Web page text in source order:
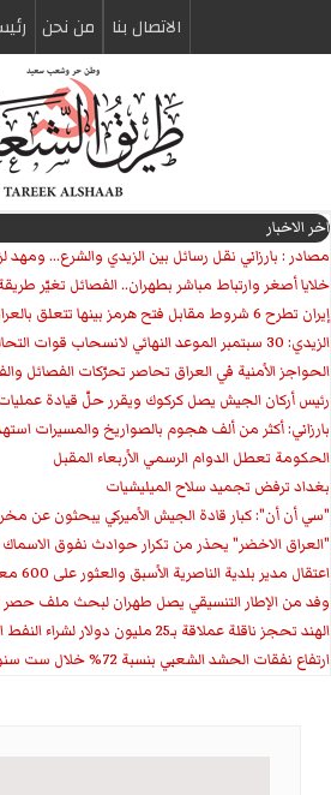
الاتصال بنا من نحن
اخر الاخبار
مصادر : بارزاني نقل رسائل بين الزيدي والشرع... ومهد
خلايا أصغر وارتباط مباشر بطهران.. الفصائل تغيّر
إيران تطرح 6 شروط مقابل فتح هرمز بينها تتعلق بالعراق
الزيدي: 30 سبتمبر الموعد النهائي لانسحاب قوات التحالف
الحواجز الأمنية في العراق تحاصر تحرّكات الفصائل
رئيس أركان الجيش يصل كركوك ويقرر حلّ قيادة
بارزاني: أكثر من ألف هجوم بالصواريخ والمسيرات
الحكومة تعطل الدوام الرسمي الأربعاء المقبل
بغداد ترفض تجميد سلاح الميليشيات
"سي أن أن": كبار قادة الجيش الأميركي يبحثون عن
"العراق الاخضر" يحذر من تكرار حوادث نفوق الاسماك
اعتقال مدير بلدية الناصرية الأسبق والعثور على 600 معاملة قطعة أرض
وفد من الإطار التنسيقي يصل طهران لبحث ملف حصر
الهند تحجز ناقلة عملاقة بـ25 مليون دولار لشراء النفط العراقي
ارتفاع نفقات الحشد الشعبي بنسبة 72% خلال ست سنوات